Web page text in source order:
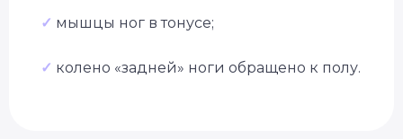
✓ мышцы ног в тонусе;
✓ колено «задней» ноги обращено к полу.